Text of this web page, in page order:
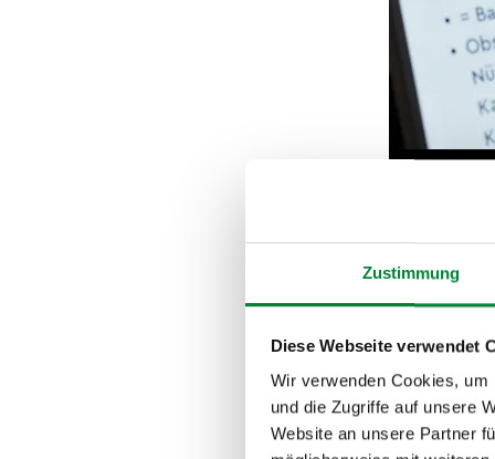
Zustimmung
Diese Webseite verwendet
Wir verwenden Cookies,
und die Zugriffe auf unsere
Website an unsere Partner
Gesundheitstage